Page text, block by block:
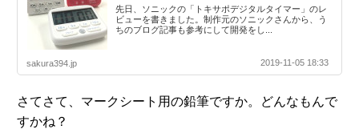
先日、ソニックの「トキサポデジタルタイマー」のレ
ビューを書きました。制作元のソニックさんから、う
ちのブログ記事も参考にして開発をし...
sakura394.jp 2019-11-05 18:33
さてさて、マークシート用の鉛筆ですか。どんなもんで
すかね？